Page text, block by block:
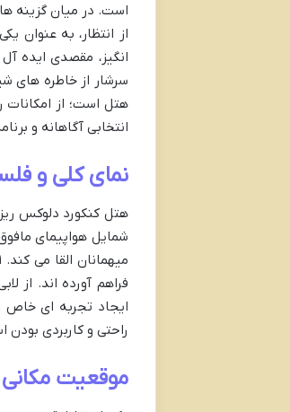
است. در میان گزینه
از انتظار، به
انگیز، مقصدی ایده
سرشار از خاطره های
هتل است؛ از امکانات
انتخابی آگاهانه و
نمای کلی و
شمایل هواپیمای
فراهم آورده اند. از
ایجاد تجربه ای خاص
راحتی و کاربردی بودن
موقعیت